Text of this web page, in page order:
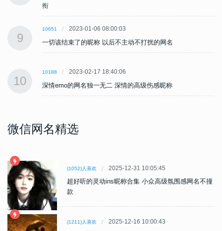
衔
9
10651 2023-01-06 08:00:03
一切该结束了的昵称 以后不主动不打扰的网名
10
10188 2023-02-17 18:40:06
深情emo的网名独一无二 深情的高级伤感昵称
微信网名精选
(1052)人喜欢 2025-12-31 10:05:45
超好听的灵动ins昵称合集 小众高级氛围感网名不撞
款
(1211)人喜欢 2025-12-16 10:00:43